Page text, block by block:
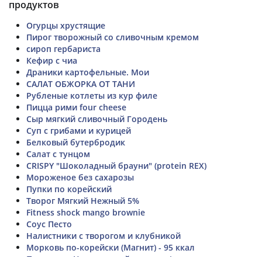
продуктов
Огурцы хрустящие
Пирог творожный со сливочным кремом
сироп гербариста
Кефир с чиа
Драники картофельные. Мои
САЛАТ ОБЖОРКА ОТ ТАНИ
Рубленые котлеты из кур филе
Пицца рими four cheese
Сыр мягкий сливочный Городень
Суп с грибами и курицей
Белковый бутербродик
Салат с тунцом
CRISPY "Шоколадный брауни" (protein REX)
Мороженое без сахарозы
Пупки по корейский
Творог Мягкий Нежный 5%
Fitness shock mango brownie
Соус Песто
Налистники с творогом и клубникой
Морковь по-корейски (Магнит) - 95 ккал